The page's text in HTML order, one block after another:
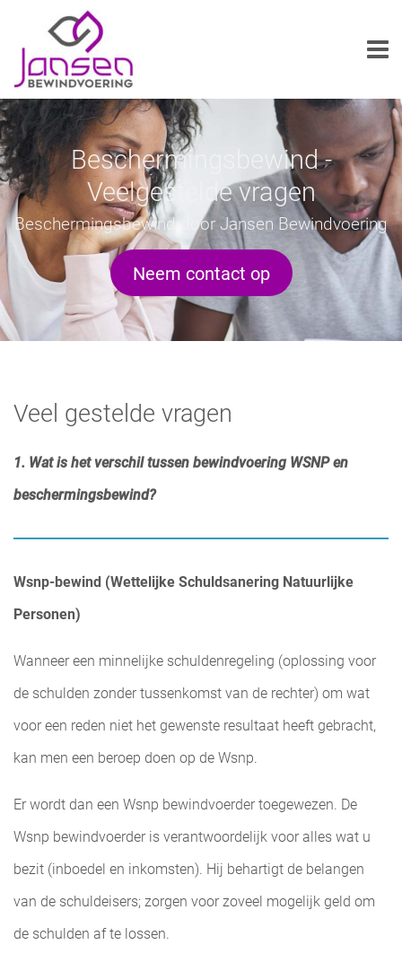
Beschermingsbewind -
Veelgestelde vragen
Beschermingsbewind door Jansen Bewindvoering
Neem contact op
Veel gestelde vragen
1. Wat is het verschil tussen bewindvoering WSNP en
beschermingsbewind?
Wsnp-bewind (Wettelijke Schuldsanering Natuurlijke
Personen)
Wanneer een minnelijke schuldenregeling (oplossing voor
de schulden zonder tussenkomst van de rechter) om wat
voor een reden niet het gewenste resultaat heeft gebracht,
kan men een beroep doen op de Wsnp.
Er wordt dan een Wsnp bewindvoerder toegewezen. De
Wsnp bewindvoerder is verantwoordelijk voor alles wat u
bezit (inboedel en inkomsten). Hij behartigt de belangen
van de schuldeisers; zorgen voor zoveel mogelijk geld om
de schulden af te lossen.